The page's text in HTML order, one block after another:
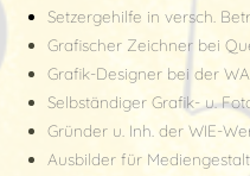
Setzergehilfe in versch.
Grafischer Zeichner bei
Grafik-Designer bei der
Selbständiger Grafik- u.
Gründer u. Inh. der WIE-
Ausbilder für